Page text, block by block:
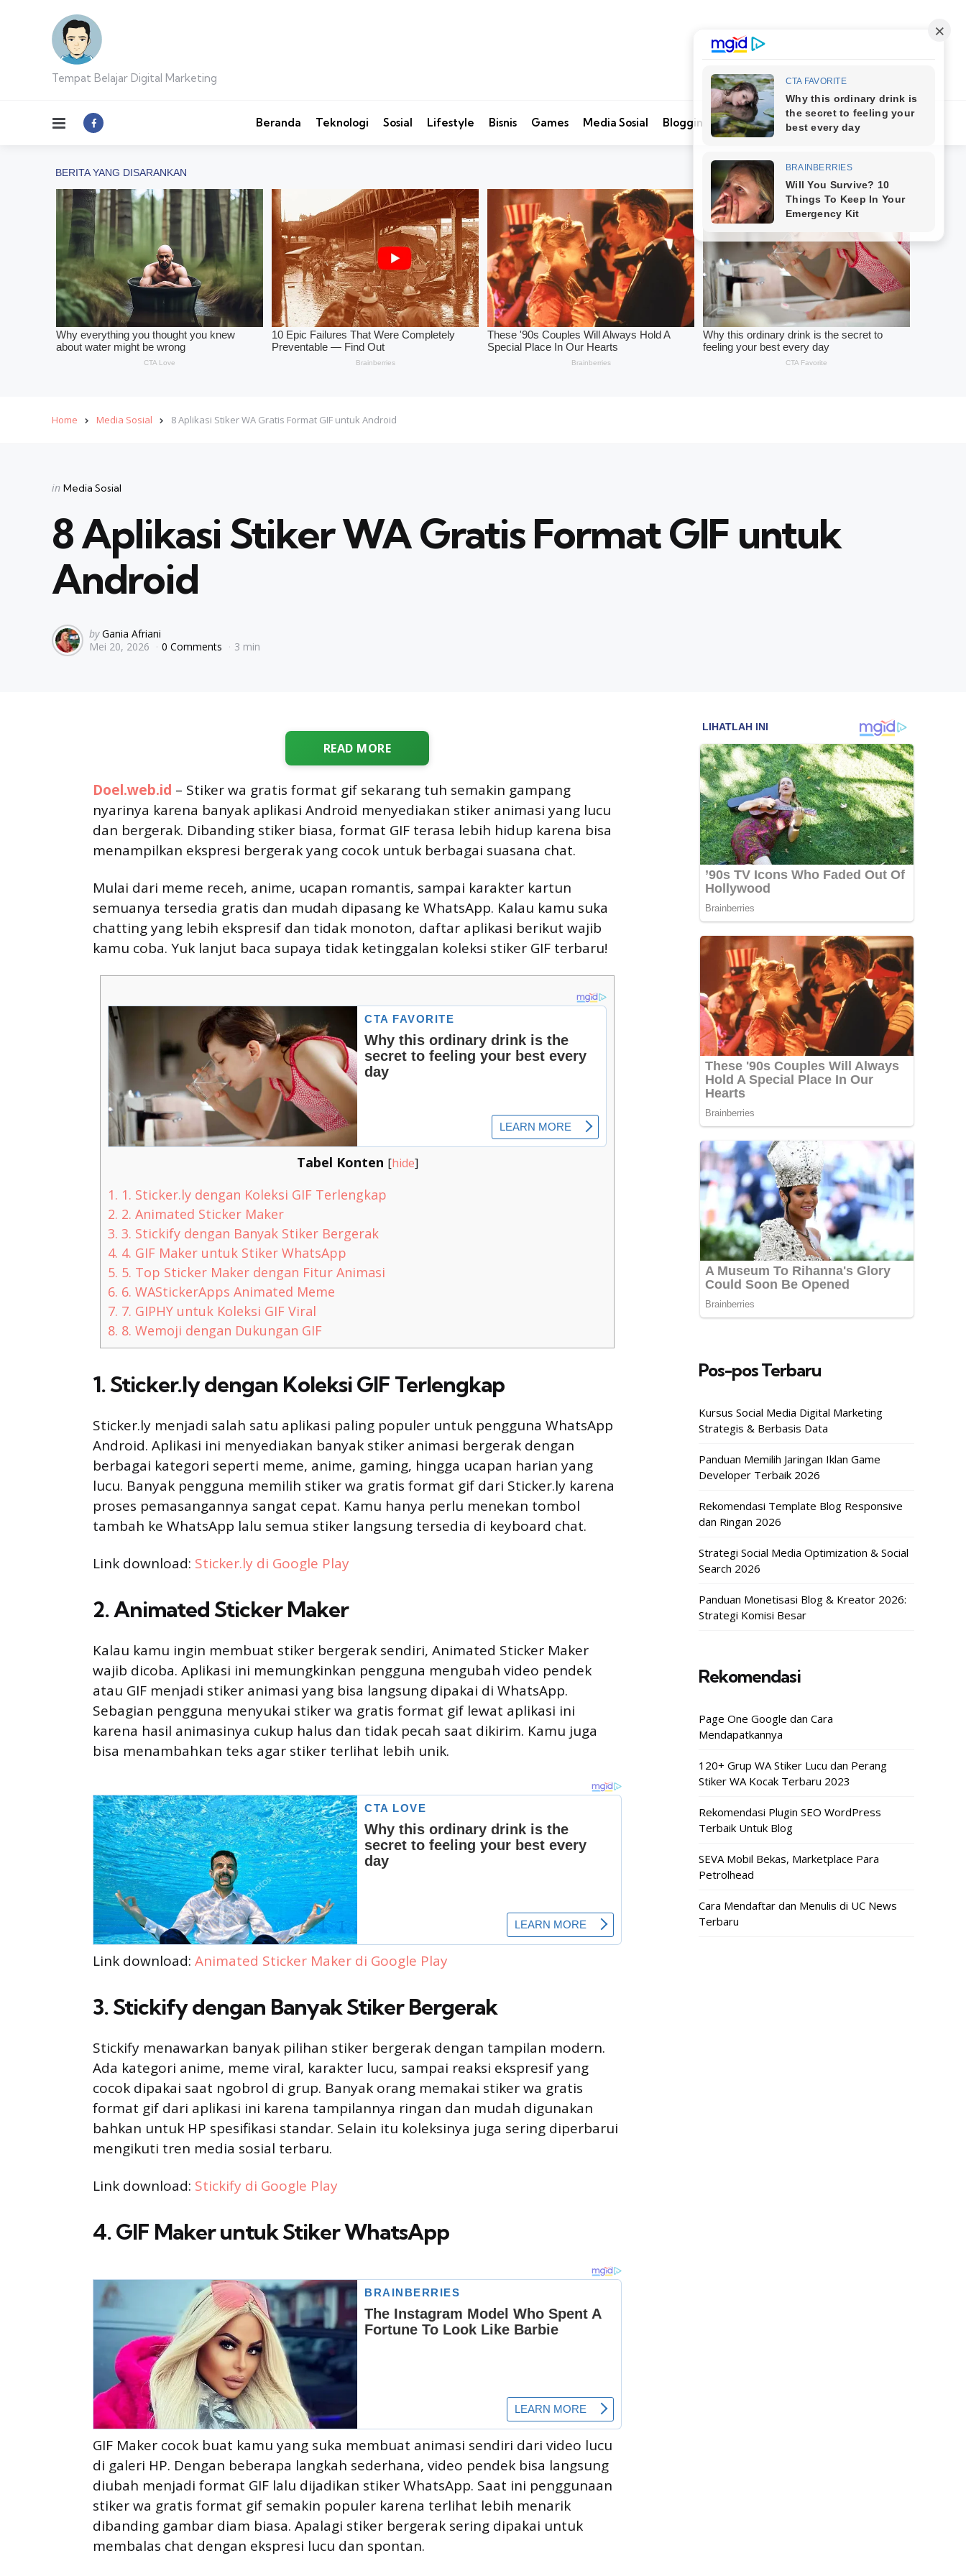
Tempat Belajar Digital Marketing
Menu Beranda Teknologi Sosial Lifestyle Bisnis Games Media Sosial Blogging SearchKontak Kami
Home Media Sosial 8 Aplikasi Stiker WA Gratis Format GIF untuk Android
Categories
Posted
in Media Sosial
8 Aplikasi Stiker WA Gratis Format GIF untuk
Android
Posted
by
by Gania Afriani
Mei 20, 2026
0 Comments 3 min
READ MORE
Doel.web.id – Stiker wa gratis format gif sekarang tuh semakin gampang
nyarinya karena banyak aplikasi Android menyediakan stiker animasi yang lucu
dan bergerak. Dibanding stiker biasa, format GIF terasa lebih hidup karena bisa
menampilkan ekspresi bergerak yang cocok untuk berbagai suasana chat.
Mulai dari meme receh, anime, ucapan romantis, sampai karakter kartun
semuanya tersedia gratis dan mudah dipasang ke WhatsApp. Kalau kamu suka
chatting yang lebih ekspresif dan tidak monoton, daftar aplikasi berikut wajib
kamu coba. Yuk lanjut baca supaya tidak ketinggalan koleksi stiker GIF terbaru!
Tabel Konten [hide]
1. 1. Sticker.ly dengan Koleksi GIF Terlengkap
2. 2. Animated Sticker Maker
3. 3. Stickify dengan Banyak Stiker Bergerak
4. 4. GIF Maker untuk Stiker WhatsApp
5. 5. Top Sticker Maker dengan Fitur Animasi
6. 6. WAStickerApps Animated Meme
7. 7. GIPHY untuk Koleksi GIF Viral
8. 8. Wemoji dengan Dukungan GIF
1. Sticker.ly dengan Koleksi GIF Terlengkap
Sticker.ly menjadi salah satu aplikasi paling populer untuk pengguna WhatsApp
Android. Aplikasi ini menyediakan banyak stiker animasi bergerak dengan
berbagai kategori seperti meme, anime, gaming, hingga ucapan harian yang
lucu. Banyak pengguna memilih stiker wa gratis format gif dari Sticker.ly karena
proses pemasangannya sangat cepat. Kamu hanya perlu menekan tombol
tambah ke WhatsApp lalu semua stiker langsung tersedia di keyboard chat.
Link download: Sticker.ly di Google Play
2. Animated Sticker Maker
Kalau kamu ingin membuat stiker bergerak sendiri, Animated Sticker Maker
wajib dicoba. Aplikasi ini memungkinkan pengguna mengubah video pendek
atau GIF menjadi stiker animasi yang bisa langsung dipakai di WhatsApp.
Sebagian pengguna menyukai stiker wa gratis format gif lewat aplikasi ini
karena hasil animasinya cukup halus dan tidak pecah saat dikirim. Kamu juga
bisa menambahkan teks agar stiker terlihat lebih unik.
Link download: Animated Sticker Maker di Google Play
3. Stickify dengan Banyak Stiker Bergerak
Stickify menawarkan banyak pilihan stiker bergerak dengan tampilan modern.
Ada kategori anime, meme viral, karakter lucu, sampai reaksi ekspresif yang
cocok dipakai saat ngobrol di grup. Banyak orang memakai stiker wa gratis
format gif dari aplikasi ini karena tampilannya ringan dan mudah digunakan
bahkan untuk HP spesifikasi standar. Selain itu koleksinya juga sering diperbarui
mengikuti tren media sosial terbaru.
Link download: Stickify di Google Play
4. GIF Maker untuk Stiker WhatsApp
GIF Maker cocok buat kamu yang suka membuat animasi sendiri dari video lucu
di galeri HP. Dengan beberapa langkah sederhana, video pendek bisa langsung
diubah menjadi format GIF lalu dijadikan stiker WhatsApp. Saat ini penggunaan
stiker wa gratis format gif semakin populer karena terlihat lebih menarik
dibanding gambar diam biasa. Apalagi stiker bergerak sering dipakai untuk
membalas chat dengan ekspresi lucu dan spontan.
Pos-pos Terbaru
Kursus Social Media Digital Marketing
Strategis & Berbasis Data
Panduan Memilih Jaringan Iklan Game
Developer Terbaik 2026
Rekomendasi Template Blog Responsive
dan Ringan 2026
Strategi Social Media Optimization & Social
Search 2026
Panduan Monetisasi Blog & Kreator 2026:
Strategi Komisi Besar
Rekomendasi
Page One Google dan Cara
Mendapatkannya
120+ Grup WA Stiker Lucu dan Perang
Stiker WA Kocak Terbaru 2023
Rekomendasi Plugin SEO WordPress
Terbaik Untuk Blog
SEVA Mobil Bekas, Marketplace Para
Petrolhead
Cara Mendaftar dan Menulis di UC News
Terbaru